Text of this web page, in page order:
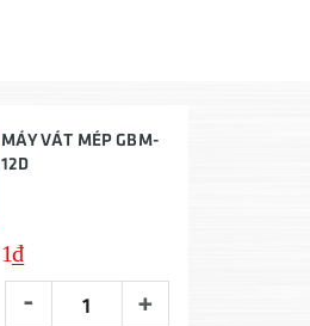
MÁY VÁT MÉP GBM-
12D
1₫
- +